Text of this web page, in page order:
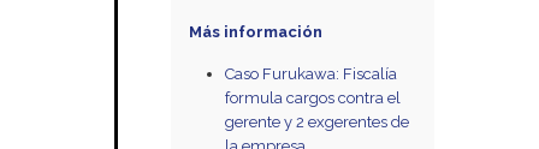
Más información
Caso Furukawa: Fiscalía
formula cargos contra el
gerente y 2 exgerentes de